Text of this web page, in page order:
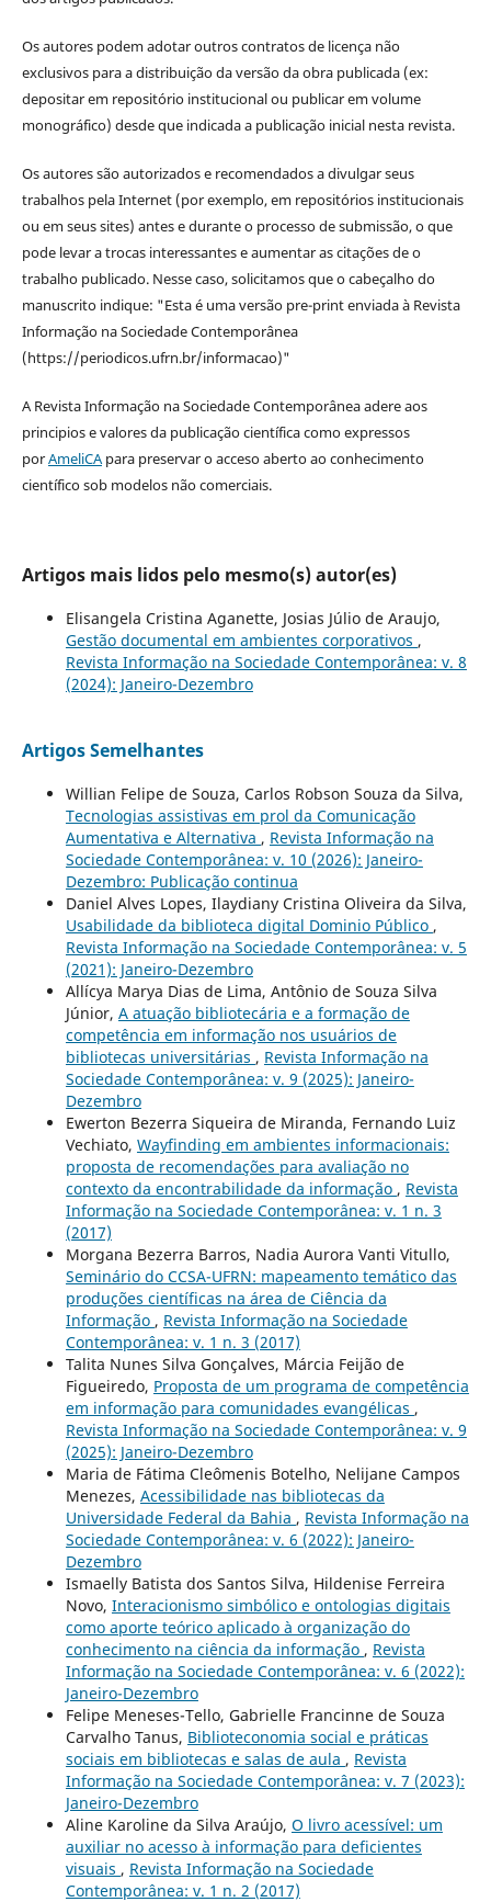
Os autores podem adotar outros contratos de licença não
exclusivos para a distribuição da versão da obra publicada (ex:
depositar em repositório institucional ou publicar em volume
monográfico) desde que indicada a publicação inicial nesta revista.
Os autores são autorizados e recomendados a divulgar seus
trabalhos pela Internet (por exemplo, em repositórios institucionais
ou em seus sites) antes e durante o processo de submissão, o que
pode levar a trocas interessantes e aumentar as citações de o
trabalho publicado. Nesse caso, solicitamos que o cabeçalho do
manuscrito indique: "Esta é uma versão pre-print enviada à Revista
Informação na Sociedade Contemporânea
(https://periodicos.ufrn.br/informacao)"
A Revista Informação na Sociedade Contemporânea adere aos
principios e valores da publicação científica como expressos
porAmeliCApara preservar o acceso aberto ao conhecimento
científico sob modelos não comerciais.
Artigos mais lidos pelo mesmo(s) autor(es)
Elisangela Cristina Aganette, Josias Júlio de Araujo,
Gestão documental em ambientes corporativos ,
Revista Informação na Sociedade Contemporânea: v. 8
(2024): Janeiro-Dezembro
Artigos Semelhantes
Willian Felipe de Souza, Carlos Robson Souza da Silva,
Tecnologias assistivas em prol da Comunicação
Aumentativa e Alternativa , Revista Informação na
Sociedade Contemporânea: v. 10 (2026): Janeiro-
Dezembro: Publicação continua
Daniel Alves Lopes, Ilaydiany Cristina Oliveira da Silva,
Usabilidade da biblioteca digital Dominio Público ,
Revista Informação na Sociedade Contemporânea: v. 5
(2021): Janeiro-Dezembro
Allícya Marya Dias de Lima, Antônio de Souza Silva
Júnior, A atuação bibliotecária e a formação de
competência em informação nos usuários de
bibliotecas universitárias , Revista Informação na
Sociedade Contemporânea: v. 9 (2025): Janeiro-
Dezembro
Ewerton Bezerra Siqueira de Miranda, Fernando Luiz
Vechiato, Wayfinding em ambientes informacionais:
proposta de recomendações para avaliação no
contexto da encontrabilidade da informação , Revista
Informação na Sociedade Contemporânea: v. 1 n. 3
(2017)
Morgana Bezerra Barros, Nadia Aurora Vanti Vitullo,
Seminário do CCSA-UFRN: mapeamento temático das
produções científicas na área de Ciência da
Informação , Revista Informação na Sociedade
Contemporânea: v. 1 n. 3 (2017)
Talita Nunes Silva Gonçalves, Márcia Feijão de
Figueiredo, Proposta de um programa de competência
em informação para comunidades evangélicas ,
Revista Informação na Sociedade Contemporânea: v. 9
(2025): Janeiro-Dezembro
Maria de Fátima Cleômenis Botelho, Nelijane Campos
Menezes, Acessibilidade nas bibliotecas da
Universidade Federal da Bahia , Revista Informação na
Sociedade Contemporânea: v. 6 (2022): Janeiro-
Dezembro
Ismaelly Batista dos Santos Silva, Hildenise Ferreira
Novo, Interacionismo simbólico e ontologias digitais
como aporte teórico aplicado à organização do
conhecimento na ciência da informação , Revista
Informação na Sociedade Contemporânea: v. 6 (2022):
Janeiro-Dezembro
Felipe Meneses-Tello, Gabrielle Francinne de Souza
Carvalho Tanus, Biblioteconomia social e práticas
sociais em bibliotecas e salas de aula , Revista
Informação na Sociedade Contemporânea: v. 7 (2023):
Janeiro-Dezembro
Aline Karoline da Silva Araújo, O livro acessível: um
auxiliar no acesso à informação para deficientes
visuais , Revista Informação na Sociedade
Contemporânea: v. 1 n. 2 (2017)